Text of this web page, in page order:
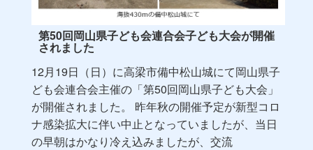
第50回岡山県子ども会連合会子ども大会が開催
されました
12月19日（日）に高梁市備中松山城にて岡山県子
ども会連合会主催の「第50回岡山県子ども大会」
が開催されました。 昨年秋の開催予定が新型コロ
ナ感染拡大に伴い中止となっていましたが、当日
の早朝はかなり冷え込みましたが、交流